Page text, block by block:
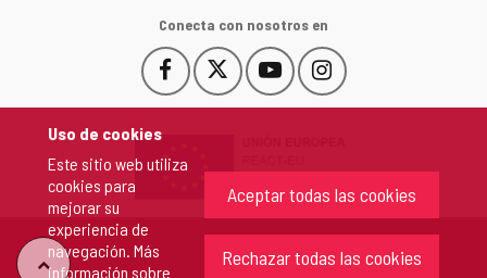
Uso de cookies
Este sitio web utiliza
cookies para
mejorar su
experiencia de
navegación. Más
información sobre
Aceptar todas las cookies
Rechazar todas las cookies
Conecta con nosotros en
Facebook
Este
enlace
en
nueva.
Este
enlace
una
ventana
nueva.
YouTube
Este
enlace
una
nueva.
Instagram
Este
enlace
una
nueva.
"Volver